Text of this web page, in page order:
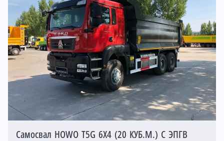
Самосвал HOWO T5G 6X4 (20 КУБ.М.) С ЭПГВ